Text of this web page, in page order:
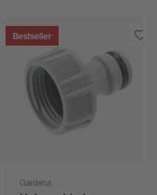
Bestseller
Gardena